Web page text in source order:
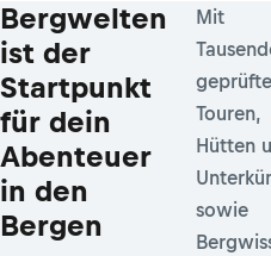
Bergwelten
ist der
Startpunkt
für dein
Abenteuer
in den
Bergen
Mit
Touren,
Hütten
sowie